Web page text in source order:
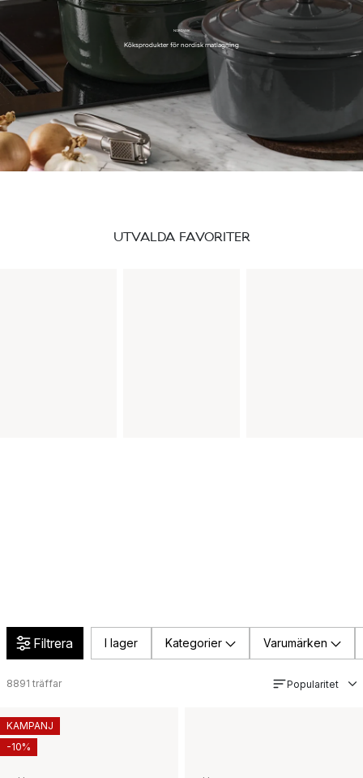
NORDWIK
Köksprodukter för nordisk matlagning
UTVALDA FAVORITER
Filtrera I lager Kategorier Varumärken
8891 träffar Popularitet
KAMPANJ
-10%